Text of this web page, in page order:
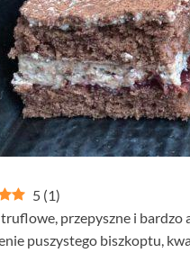
5 (1)
truflowe, przepyszne i bardzo
puszystego biszkoptu,